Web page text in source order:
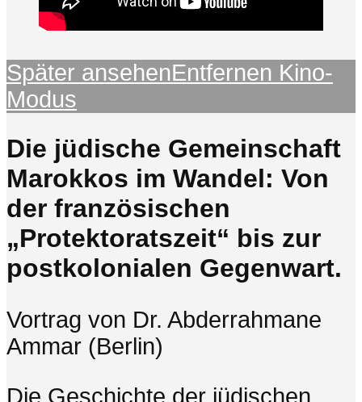
Später ansehenEntfernen Kino-
Modus
Die jüdische Gemeinschaft
Marokkos im Wandel: Von
der französischen
„Protektoratszeit“ bis zur
postkolonialen Gegenwart.
Vortrag von Dr. Abderrahmane
Ammar (Berlin)
Die Geschichte der jüdischen